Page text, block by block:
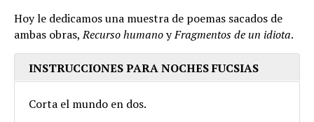
Hoy le dedicamos una muestra de poemas sacados de
ambas obras,Recurso humanoyFragmentos de un idiota.
INSTRUCCIONES PARA NOCHES FUCSIAS
Corta el mundo en dos.